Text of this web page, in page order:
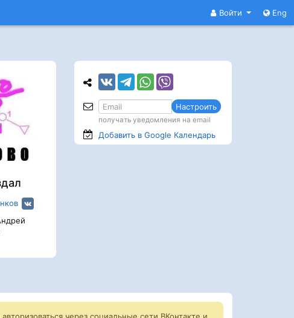
Войти Eng
Настроить
получать уведомления на email
Добавить в Google Календарь